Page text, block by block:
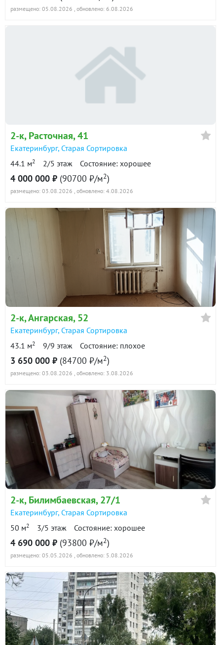
4-к квартира · 69 м² · 3/9 этаж
29 ноября 2022
размещено: 05.08.2026 , обновлено: 6.08.2026
2-к, Расточная, 41
Екатеринбург, Старая Сортировка
44.1 м2 2/5 этаж Состояние: хорошее
4 000 000 ₽ (90700 ₽/м2)
размещено: 03.08.2026 , обновлено: 4.08.2026
2-к, Ангарская, 52
Екатеринбург, Старая Сортировка
43.1 м2 9/9 этаж Состояние: плохое
3 650 000 ₽ (84700 ₽/м2)
размещено: 03.08.2026 , обновлено: 3.08.2026
2-к, Билимбаевская, 27/1
Екатеринбург, Старая Сортировка
50 м2 3/5 этаж Состояние: хорошее
4 690 000 ₽ (93800 ₽/м2)
размещено: 05.05.2026 , обновлено: 5.08.2026